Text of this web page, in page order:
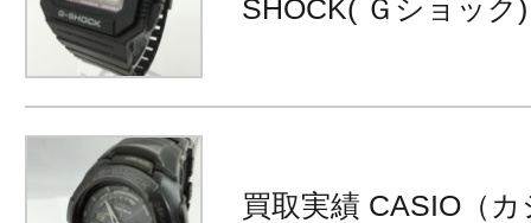
SHOCK( Ｇショック
買取実績 CASIO（